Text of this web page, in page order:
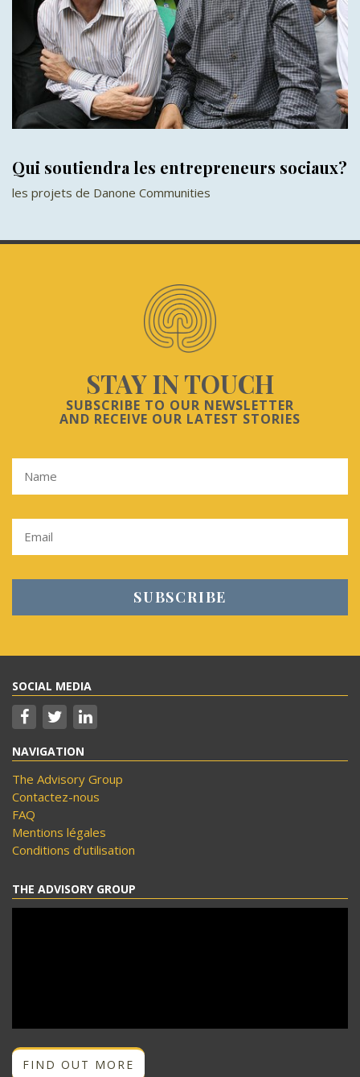
Qui soutiendra les entrepreneurs sociaux?
les projets de Danone Communities
STAY IN TOUCH
SUBSCRIBE TO OUR NEWSLETTER
AND RECEIVE OUR LATEST STORIES
SOCIAL MEDIA
NAVIGATION
The Advisory Group
Contactez-nous
FAQ
Mentions légales
Conditions d’utilisation
THE ADVISORY GROUP
FIND OUT MORE